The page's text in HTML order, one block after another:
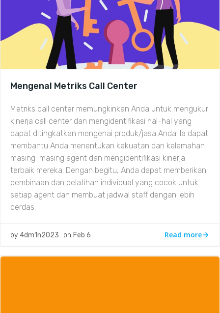
Mengenal Metriks Call Center
Metriks call center memungkinkan Anda untuk mengukur
kinerja call center dan mengidentifikasi hal-hal yang
dapat ditingkatkan mengenai produk/jasa Anda. Ia dapat
membantu Anda menentukan kekuatan dan kelemahan
masing-masing agent dan mengidentifikasi kinerja
terbaik mereka. Dengan begitu, Anda dapat memberikan
pembinaan dan pelatihan individual yang cocok untuk
setiap agent dan membuat jadwal staff dengan lebih
cerdas.
by 4dm1n2023 on Feb 6 Read more